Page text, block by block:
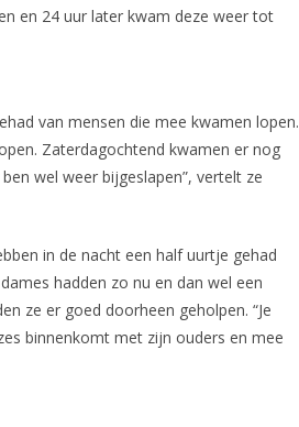
en 24 uur later kwam deze weer tot
van mensen die mee kwamen lopen.
Zaterdagochtend kwamen er nog
wel weer bijgeslapen”, vertelt ze
in de nacht een half uurtje gehad
hadden zo nu en dan wel een
ze er goed doorheen geholpen. “Je
binnenkomt met zijn ouders en mee